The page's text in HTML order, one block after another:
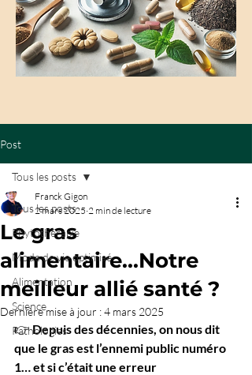
Post
Tous les posts
Phytothérapie
Mode de vie optimisé
Alimentation
Science
Pathologies
Tous les posts
Le gras
alimentaire...Notre
meilleur allié santé ?
Franck Gigon
2 mars 2025 2 min de lecture
Dernière mise à jour :4 mars 2025
👉 Depuis des décennies, on nous dit
que le gras est l’ennemi public numéro
1… et si c’était une erreur